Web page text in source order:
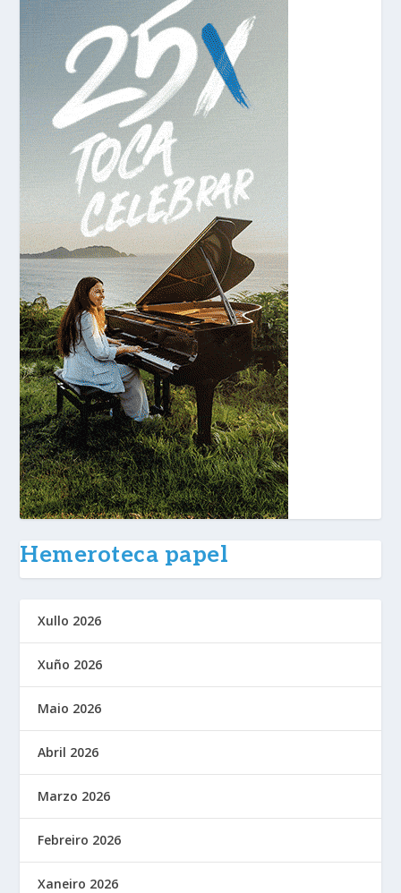
Hemeroteca papel
Xullo 2026
Xuño 2026
Maio 2026
Abril 2026
Marzo 2026
Febreiro 2026
Xaneiro 2026